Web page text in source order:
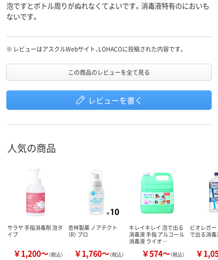
泡ですとボトル周りがぬれなくてよいです。消毒液特有のにおいも
ないです。
※ レビューはアスクルWebサイト、LOHACOに投稿された内容です。
この商品のレビューを全て見る
レビューを書く
人気の商品
サラヤ 手指消毒剤 泡タ
イプ
￥1,200～（税込）
杏林製薬 ノアテクト
（R） プロ
￥1,760～（税込）
キレイキレイ 泡で出る
消毒液 手指 アルコール
消毒液 ライオ…
￥574～（税込）
ビオレガ
で出る消毒
￥